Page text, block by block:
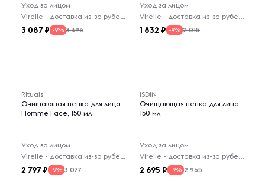
Уход за лицом
Virelle - доставка из-за рубежа
3 087 -9% 3 396
Уход за лицом
Virelle - доставка из-за рубежа
1 832 -9% 2 015
Rituals
Очищающая пенка для лица
Homme Face, 150 мл
Уход за лицом
Virelle - доставка из-за рубежа
2 797 -9% 3 077
ISDIN
Очищающая пенка для лица,
150 мл
Уход за лицом
Virelle - доставка из-за рубежа
2 695 -9% 2 965